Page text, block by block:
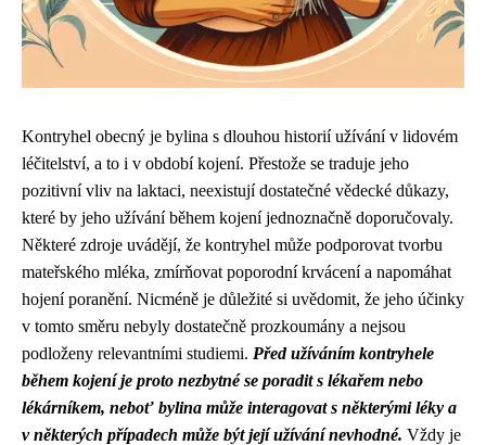
Kontryhel obecný je bylina s dlouhou historií užívání v lidovém
léčitelství, a to i v období kojení. Přestože se traduje jeho
pozitivní vliv na laktaci, neexistují dostatečné vědecké důkazy,
které by jeho užívání během kojení jednoznačně doporučovaly.
Některé zdroje uvádějí, že kontryhel může podporovat tvorbu
mateřského mléka, zmírňovat poporodní krvácení a napomáhat
hojení poranění. Nicméně je důležité si uvědomit, že jeho účinky
v tomto směru nebyly dostatečně prozkoumány a nejsou
podloženy relevantními studiemi. Před užíváním kontryhele
během kojení je proto nezbytné se poradit s lékařem nebo
lékárníkem, neboť bylina může interagovat s některými léky a
v některých případech může být její užívání nevhodné. Vždy je